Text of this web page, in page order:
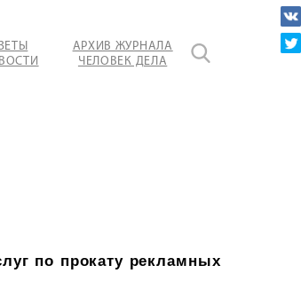
АРХИВ ЖУРНАЛА
ЧЕЛОВЕК ДЕЛА
по прокату рекламных